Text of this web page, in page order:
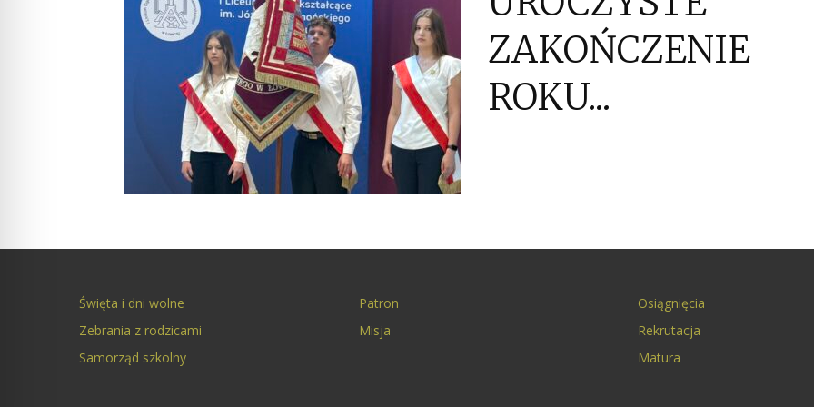
ZAKOŃCZENIE
ROKU...
Święta i dni wolne
Zebrania z rodzicami
Samorząd szkolny
Patron
Misja
Osiągnięcia
Rekrutacja
Matura